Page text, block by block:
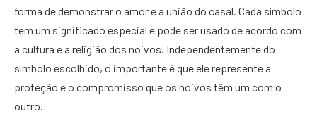
forma de demonstrar o amor e a união do casal. Cada símbolo
tem um significado especial e pode ser usado de acordo com
a cultura e a religião dos noivos. Independentemente do
símbolo escolhido, o importante é que ele represente a
proteção e o compromisso que os noivos têm um com o
outro.